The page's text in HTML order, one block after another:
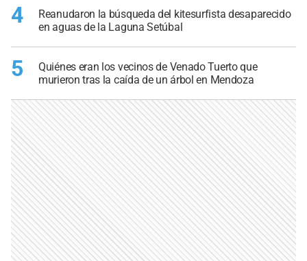
4
Reanudaron la búsqueda del kitesurfista desaparecido
en aguas de la Laguna Setúbal
5
Quiénes eran los vecinos de Venado Tuerto que
murieron tras la caída de un árbol en Mendoza